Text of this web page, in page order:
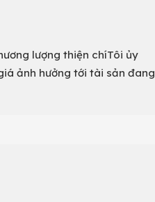
lượng thiện chíTôi ủy
ảnh hưởng tới tài sản đang